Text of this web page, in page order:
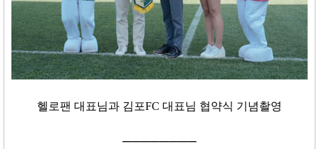
헬로팬 대표님과 김포FC 대표님 협약식 기념촬영
────────